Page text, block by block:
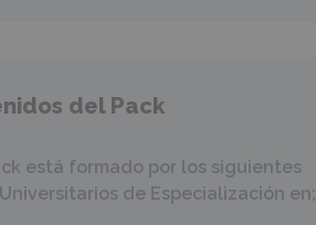
del Pack
está formado por los siguientes
de Especialización en;